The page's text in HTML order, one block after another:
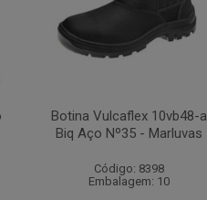
Botina Vulcaflex 10vb48-a
Biq Aço Nº35 - Marluvas
Código: 8398
Embalagem: 10